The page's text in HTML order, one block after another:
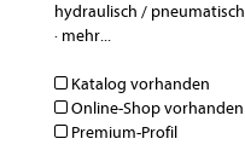
hydraulisch / pneumatisch
· mehr...
Katalog vorhanden
Online-Shop vorhanden
Premium-Profil